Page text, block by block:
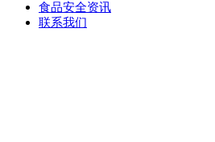
食品安全资讯
联系我们